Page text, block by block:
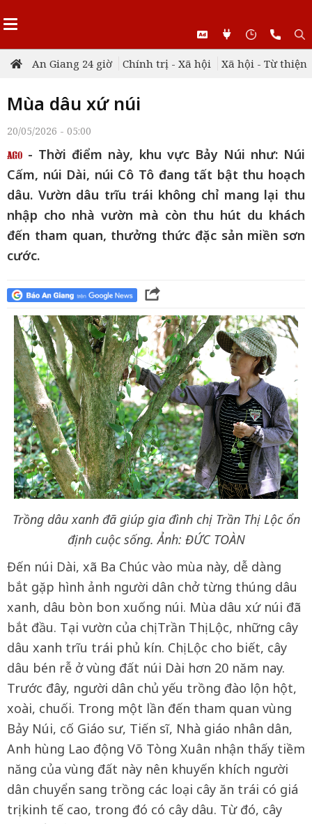
An Giang 24 giờ Chính trị - Xã hội Xã hội - Từ thiện
Mùa dâu xứ núi
20/05/2026 - 05:00
- Thời điểm này, khu vực Bảy Núi như: Núi
Cấm, núi Dài, núi Cô Tô đang tất bật thu hoạch
dâu. Vườn dâu trĩu trái không chỉ mang lại thu
nhập cho nhà vườn mà còn thu hút du khách
đến tham quan, thưởng thức đặc sản miền sơn
cước.
Trồng dâu xanh đã giúp gia đình chị Trần Thị Lộc ổn
định cuộc sống. Ảnh: ĐỨC TOÀN
Đến núi Dài, xã Ba Chúc vào mùa này, dễ dàng
bắt gặp hình ảnh người dân chở từng thúng dâu
xanh, dâu bòn bon xuống núi. Mùa dâu xứ núi đã
bắt đầu. Tại vườn của chị Trần Thị Lộc, những cây
dâu xanh trĩu trái phủ kín. Chị Lộc cho biết, cây
dâu bén rễ ở vùng đất núi Dài hơn 20 năm nay.
Trước đây, người dân chủ yếu trồng đào lộn hột,
xoài, chuối. Trong một lần đến tham quan vùng
Bảy Núi, cố Giáo sư, Tiến sĩ, Nhà giáo nhân dân,
Anh hùng Lao động Võ Tòng Xuân nhận thấy tiềm
năng của vùng đất này nên khuyến khích người
dân chuyển sang trồng các loại cây ăn trái có giá
trị kinh tế cao, trong đó có cây dâu. Từ đó, cây